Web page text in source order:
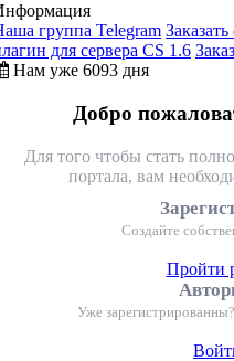
группа Telegram
для сервера CS 1.6
Нам уже 6093 дня
Добро
Для того чтобы стать
портала, вам
Создайте
Пройти
Уже